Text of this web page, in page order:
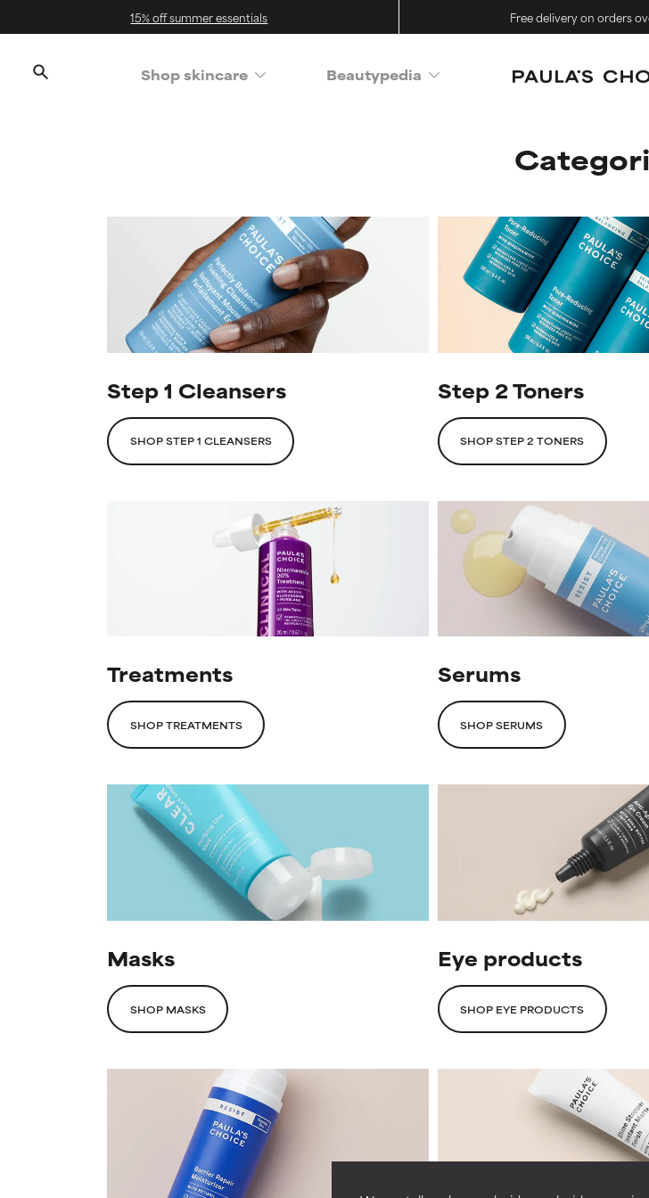
15% off summer essentials Free delivery on orders
Shop skincare Beautypedia
Step 1 Cleansers
SHOP STEP 1 CLEANSERS
Step 2 Toners
SHOP STEP 2 TONERS
Treatments
SHOP TREATMENTS
Serums
SHOP SERUMS
Masks
SHOP MASKS
Eye products
SHOP EYE PRODUCTS